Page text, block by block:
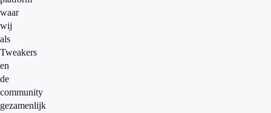
waar
wij
als
Tweakers
en
de
community
gezamenlijk